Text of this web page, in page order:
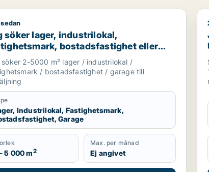
söker lager, industrilokal, fastighetsmark,
sedan
söker lager, industrilokal,
bostadsfastighet eller
till salu i Dalarna
2-5000 m² lager / industrilokal /
/ bostadsfastighet / garage till
Industrilokal, Fastighetsmark,
Garage
5 000 m2
Max. per månad
Ej angivet